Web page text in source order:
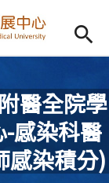
Open
Open
Open
Open
醫全院學
感染科醫
感染積分)